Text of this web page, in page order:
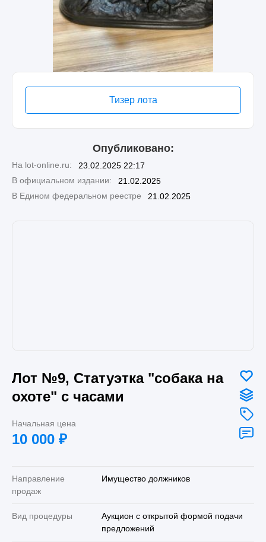
Тизер лота
Опубликовано:
На lot-online.ru:
23.02.2025 22:17
В официальном издании:
21.02.2025
В Едином федеральном реестре
21.02.2025
Лот №9, Статуэтка "собака на
охоте" с часами
Начальная цена
10 000 ₽
Направление
продаж
Имущество должников
Вид процедуры
Аукцион с открытой формой подачи
предложений